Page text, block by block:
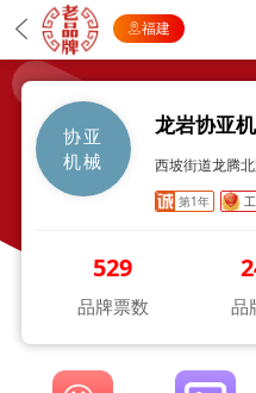
福建
协亚
机械
龙岩协亚
西坡街道龙腾
第1年
529
品牌票数 品